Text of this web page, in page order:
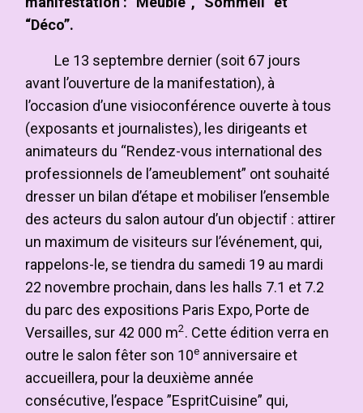
“Déco”.
Le 13 septembre dernier (soit 67 jours
avant l’ouverture de la manifestation), à
l’occasion d’une visioconférence ouverte à tous
(exposants et journalistes), les dirigeants et
animateurs du “Rendez-vous international des
professionnels de l’ameublement” ont souhaité
dresser un bilan d’étape et mobiliser l’ensemble
des acteurs du salon autour d’un objectif : attirer
un maximum de visiteurs sur l’événement, qui,
rappelons-le, se tiendra du samedi 19 au mardi
22 novembre prochain, dans les halls 7.1 et 7.2
du parc des expositions Paris Expo, Porte de
Versailles, sur 42 000 m2. Cette édition verra en
outre le salon fêter son 10e anniversaire et
accueillera, pour la deuxième année
consécutive, l’espace ”EspritCuisine” qui,